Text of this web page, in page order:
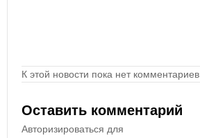
К этой новости пока нет комментариев.
Оставить комментарий
Авторизироваться для